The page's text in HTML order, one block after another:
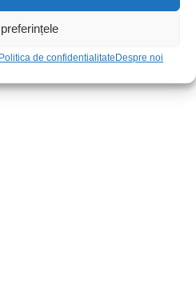
Politica de confidentialitateDespre noi